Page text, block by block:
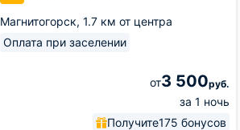
Магнитогорск, 1.7 км от центра
Оплата при заселении
от3 500руб.
за 1 ночь
Получите175 бонусов